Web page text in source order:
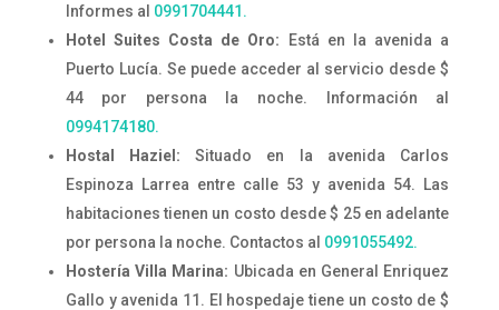
Informes al 0991704441.
Hotel Suites Costa de Oro:
Está en la avenida a
Puerto Lucía. Se puede acceder al servicio desde $
44 por persona la noche. Información al
0994174180.
Hostal Haziel:
Situado en la avenida Carlos
Espinoza Larrea entre calle 53 y avenida 54. Las
habitaciones tienen un costo desde $ 25 en adelante
por persona la noche. Contactos al 0991055492.
Hostería Villa Marina: Ubicada en General Enriquez
Gallo y avenida 11. El hospedaje tiene un costo de $